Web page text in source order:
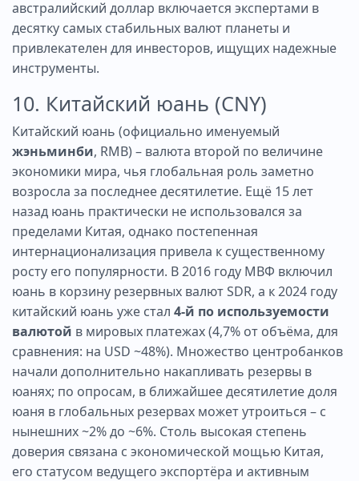
австралийский доллар включается экспертами в
десятку самых стабильных валют планеты и
привлекателен для инвесторов, ищущих надежные
инструменты.
10. Китайский юань (CNY)
Китайский юань (официально именуемый
жэньминби, RMB) – валюта второй по величине
экономики мира, чья глобальная роль заметно
возросла за последнее десятилетие. Ещё 15 лет
назад юань практически не использовался за
пределами Китая, однако постепенная
интернационализация привела к существенному
росту его популярности. В 2016 году МВФ включил
юань в корзину резервных валют SDR, а к 2024 году
китайский юань уже стал 4-й по используемости
валютой в мировых платежах (4,7% от объёма, для
сравнения: на USD ~48%). Множество центробанков
начали дополнительно накапливать резервы в
юанях; по опросам, в ближайшее десятилетие доля
юаня в глобальных резервах может утроиться – с
нынешних ~2% до ~6%. Столь высокая степень
доверия связана с экономической мощью Китая,
его статусом ведущего экспортёра и активным